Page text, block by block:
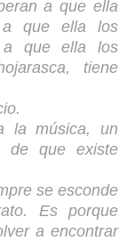
a que ella
a que ella los
a que ella los
tiene
la música, un
de que existe
se esconde
Es porque
a encontrar